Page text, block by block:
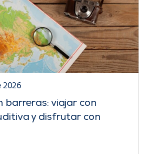
barreras: viajar con
y disfrutar con
2026